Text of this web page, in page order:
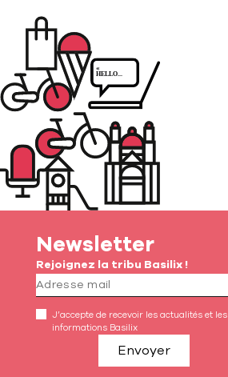
Newsletter
Rejoignez la tribu Basilix !
J’accepte de recevoir les actualités et les
informations Basilix
Envoyer